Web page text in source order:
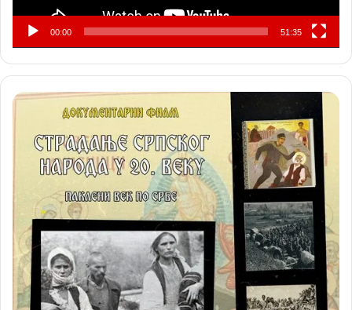
00:00 51:35